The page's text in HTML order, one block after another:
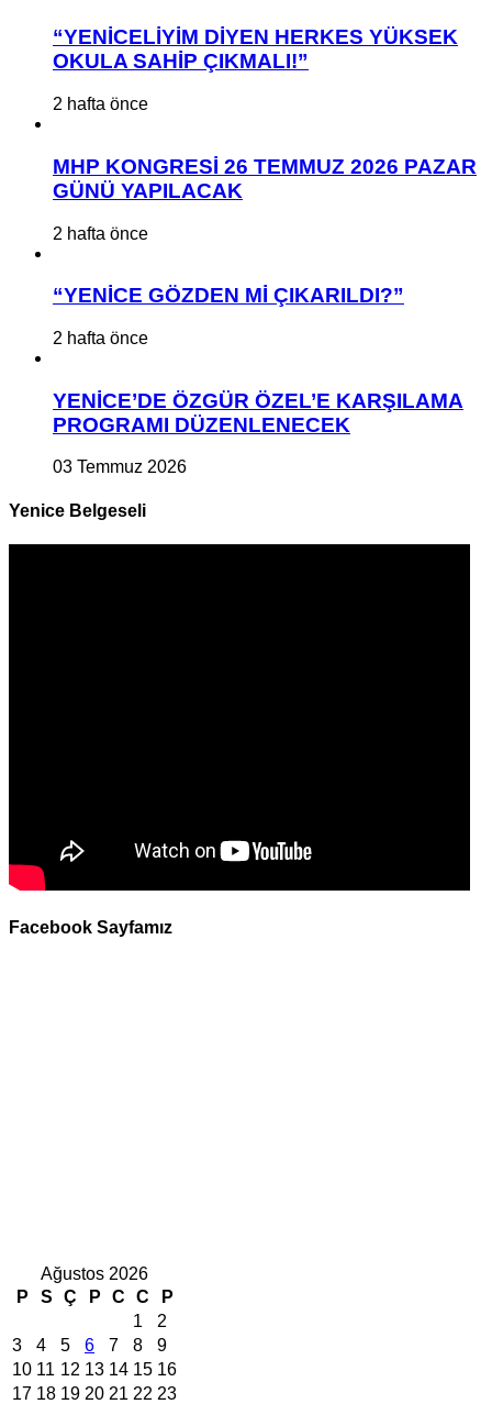
“YENİCELİYİM DİYEN HERKES YÜKSEK
OKULA SAHİP ÇIKMALI!”
2 hafta önce
MHP KONGRESİ 26 TEMMUZ 2026 PAZAR
GÜNÜ YAPILACAK
2 hafta önce
“YENİCE GÖZDEN Mİ ÇIKARILDI?”
2 hafta önce
YENİCE’DE ÖZGÜR ÖZEL’E KARŞILAMA
PROGRAMI DÜZENLENECEK
03 Temmuz 2026
Yenice Belgeseli
Facebook Sayfamız
Ağustos 2026
P
S Ç P C C
P
1
2
3
4 5 6 7 8
9
10 11 12 13 14 15 16
17 18 19 20 21 22 23